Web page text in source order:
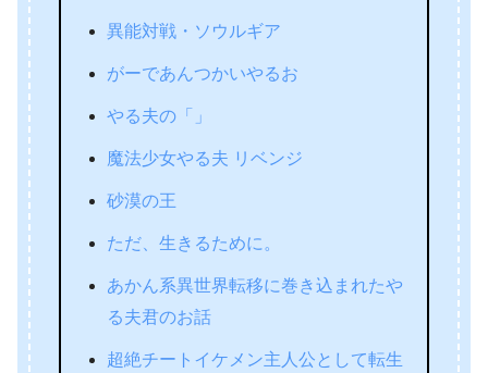
異能対戦・ソウルギア
がーであんつかいやるお
やる夫の「」
魔法少女やる夫 リベンジ
砂漠の王
ただ、生きるために。
あかん系異世界転移に巻き込まれたや
る夫君のお話
超絶チートイケメン主人公として転生